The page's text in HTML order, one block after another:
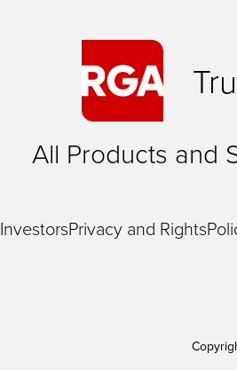
All Products and
InvestorsPrivacy and Rights